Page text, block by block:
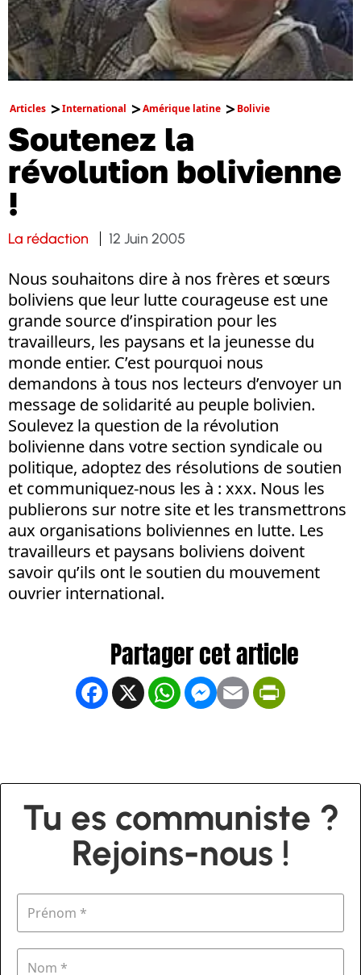
Articles International Amérique latine Bolivie
Soutenez la
révolution bolivienne
!
La rédaction 12 Juin 2005
Nous souhaitons dire à nos frères et sœurs
boliviens que leur lutte courageuse est une
grande source d’inspiration pour les
travailleurs, les paysans et la jeunesse du
monde entier. C’est pourquoi nous
demandons à tous nos lecteurs d’envoyer un
message de solidarité au peuple bolivien.
Soulevez la question de la révolution
bolivienne dans votre section syndicale ou
politique, adoptez des résolutions de soutien
et communiquez-nous les à : xxx. Nous les
publierons sur notre site et les transmettrons
aux organisations boliviennes en lutte. Les
travailleurs et paysans boliviens doivent
savoir qu’ils ont le soutien du mouvement
ouvrier international.
Facebook
X WhatsApp
Messenger
Email
Tu es communiste ?
Rejoins-nous !